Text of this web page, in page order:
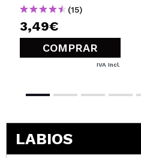
(15)
3,49€
COMPRAR
IVA Incl.
LABIOS